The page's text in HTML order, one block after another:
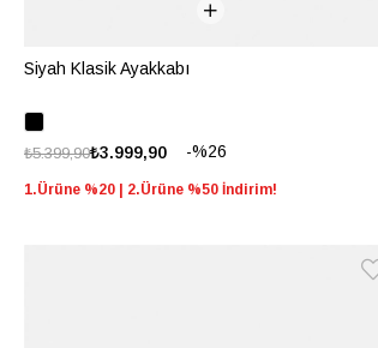
Siyah Klasik Ayakkabı
%26
₺3.999,90
₺5.399,90
1.Ürüne %20 | 2.Ürüne %50 İndirim!